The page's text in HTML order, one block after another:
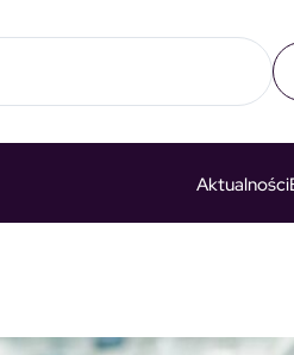
Aktualności